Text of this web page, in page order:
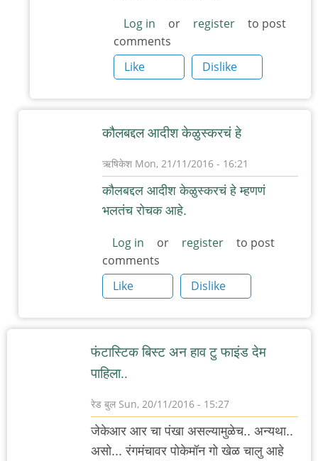
चव्हाण
by
अंतराआनंद
Log in or register
to post
comments
Like
Dislike
कौलबद्दल आदीश केळुस्करचं हे
ऋषिकेश Mon, 21/11/2016 - 16:21
In
reply
कौल
by
चिंतातुर
जंतू
कौलबद्दल आदीश केळुस्करचं हे म्हणणं
भलतंच रोचक आहे.
Log in or register
to post
comments
Like
Dislike
फंटास्टिक बिस्ट अन हाव टु फाइंड देम
पाहिला..
रेड बुल Sun, 20/11/2016 - 15:27
जेकेआर आर चा पंखा असल्यामुळेच.. अन्यथा..
असो... रंगमंचावर पोकेमॉन गो खेळ चालु आहे